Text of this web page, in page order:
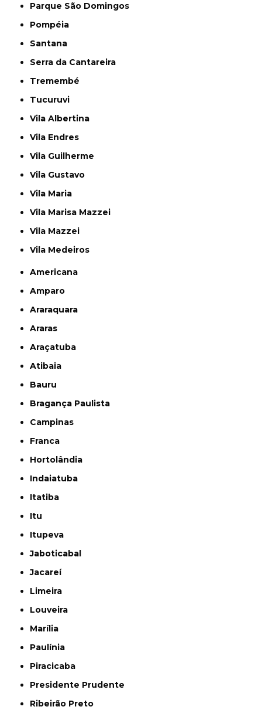
Parque São Domingos
Pompéia
Santana
Serra da Cantareira
Tremembé
Tucuruvi
Vila Albertina
Vila Endres
Vila Guilherme
Vila Gustavo
Vila Maria
Vila Marisa Mazzei
Vila Mazzei
Vila Medeiros
Americana
Amparo
Araraquara
Araras
Araçatuba
Atibaia
Bauru
Bragança Paulista
Campinas
Franca
Hortolândia
Indaiatuba
Itatiba
Itu
Itupeva
Jaboticabal
Jacareí
Limeira
Louveira
Marília
Paulínia
Piracicaba
Presidente Prudente
Ribeirão Preto